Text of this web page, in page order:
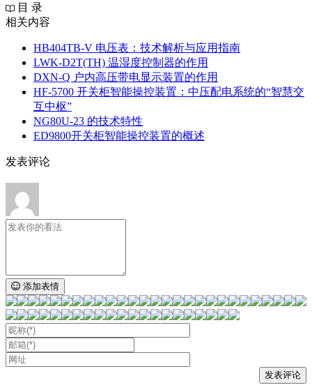
目 录
相关内容
HB404TB-V 电压表：技术解析与应用指南
LWK‑D2T(TH) 温湿度控制器的作用
DXN‑Q 户内高压带电显示装置的作用
HF-5700 开关柜智能操控装置：中压配电系统的“智慧交
互中枢”
NG80U-23 的技术特性
ED9800开关柜智能操控装置的概述
发表评论
添加表情